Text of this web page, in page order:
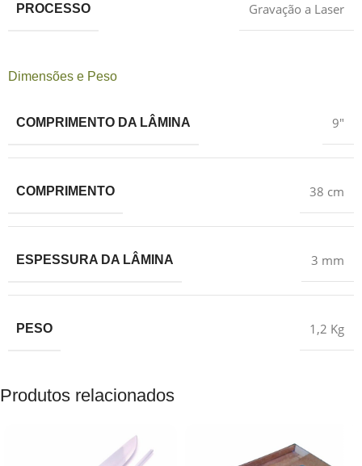
PROCESSO Gravação a Laser
Dimensões e Peso
COMPRIMENTO DA LÂMINA 9″
COMPRIMENTO 38 cm
ESPESSURA DA LÂMINA 3 mm
PESO 1,2 Kg
Produtos relacionados